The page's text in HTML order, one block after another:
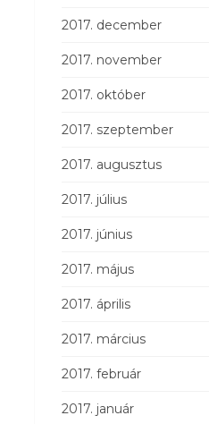
2017. december
2017. november
2017. október
2017. szeptember
2017. augusztus
2017. július
2017. június
2017. május
2017. április
2017. március
2017. február
2017. január